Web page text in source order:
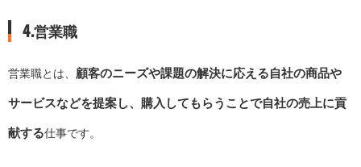
4.営業職
営業職とは、 顧客のニーズや課題の解決に応える自社の商品や
サービスなどを提案し、購入してもらうことで自社の売上に貢
献する仕事です。